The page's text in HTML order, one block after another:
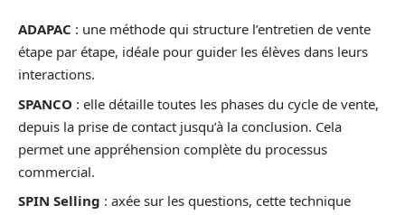
ADAPAC : une méthode qui structure l’entretien de vente
étape par étape, idéale pour guider les élèves dans leurs
interactions.
SPANCO : elle détaille toutes les phases du cycle de vente,
depuis la prise de contact jusqu’à la conclusion. Cela
permet une appréhension complète du processus
commercial.
SPIN Selling : axée sur les questions, cette technique